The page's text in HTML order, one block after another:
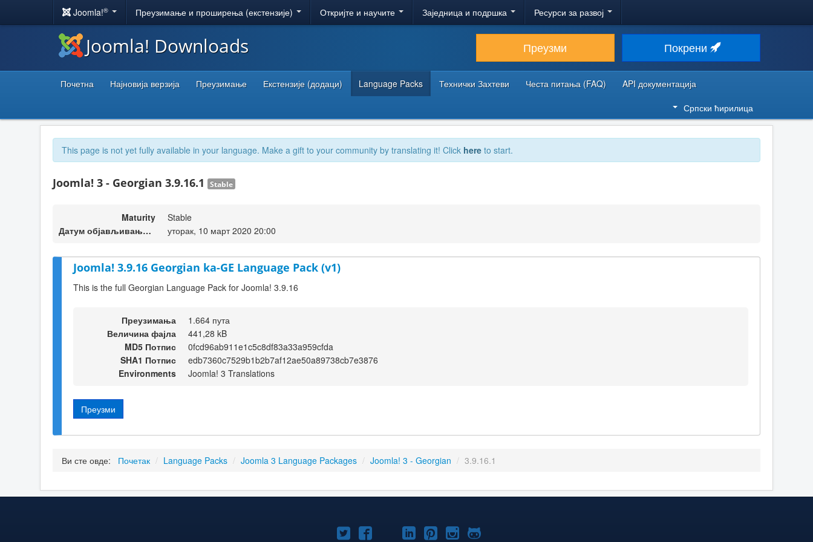
Joomla!® Преузимање и проширења (екстензије) Откријте и научите Заједница и подршка Ресурси за развој
Joomla! Downloads Преузми Покрени
Почетна Најновија верзија Преузимање Екстензије (додаци) Language Packs Технички Захтеви Честа питања (FAQ)
API документација
Српски ћирилица
This page is not yet fully available in your language. Make a gift to your community by translating it! Click here to start.
Joomla! 3 - Georgian 3.9.16.1 Stable
Maturity
Stable
Датум објављивања верзије
уторак, 10 март 2020 20:00
Joomla! 3.9.16 Georgian ka-GE Language Pack (v1)
This is the full Georgian Language Pack for Joomla! 3.9.16
Преузимања
1.664 пута
Величина фајла
441,28 kB
MD5 Потпис
0fcd96ab911e1c5c8df83a33a959cfda
SHA1 Потпис
edb7360c7529b1b2b7af12ae50a89738cb7e3876
Environments
Joomla! 3 Translations
Преузми
Ви сте овде: Почетак / Language Packs / Joomla 3 Language Packages / Joomla! 3 - Georgian / 3.9.16.1
Joomla!Joomla!Joomla!
Joomla!Joomla!
Joomla!Joomla!